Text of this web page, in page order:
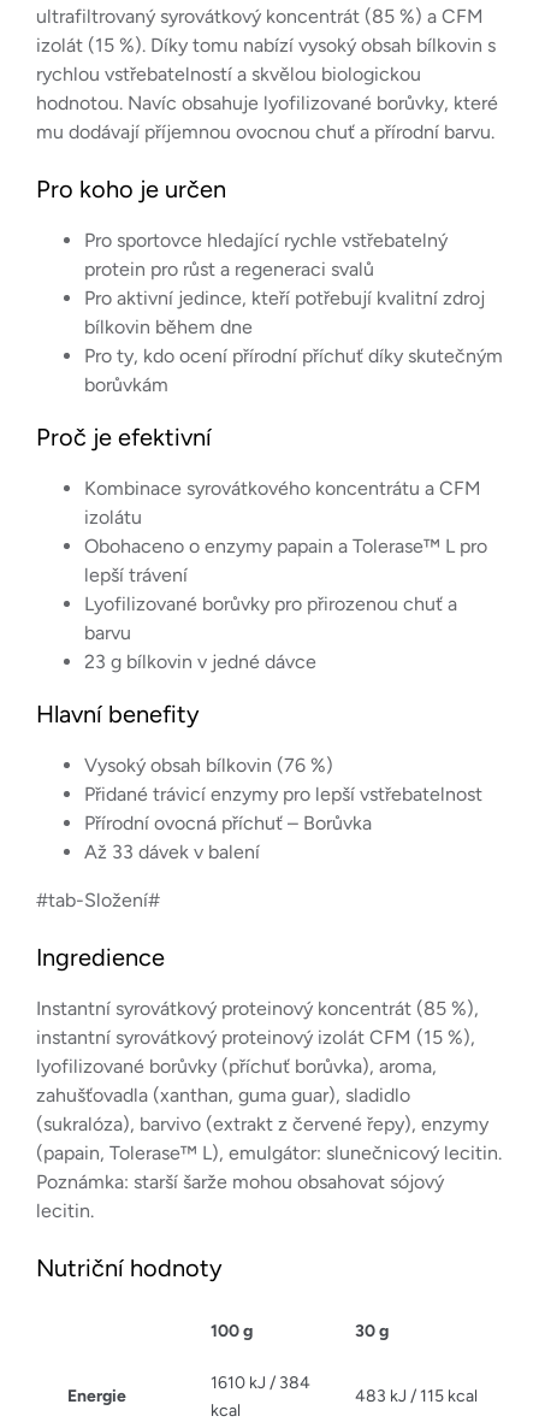
ultrafiltrovaný syrovátkový koncentrát (85 %) a CFM
izolát (15 %). Díky tomu nabízí vysoký obsah bílkovin s
rychlou vstřebatelností a skvělou biologickou
hodnotou. Navíc obsahuje lyofilizované borůvky, které
mu dodávají příjemnou ovocnou chuť a přírodní barvu.
Pro koho je určen
Pro sportovce hledající rychle vstřebatelný
protein pro růst a regeneraci svalů
Pro aktivní jedince, kteří potřebují kvalitní zdroj
bílkovin během dne
Pro ty, kdo ocení přírodní příchuť díky skutečným
borůvkám
Proč je efektivní
Kombinace syrovátkového koncentrátu a CFM
izolátu
Obohaceno o enzymy papain a Tolerase™ L pro
lepší trávení
Lyofilizované borůvky pro přirozenou chuť a
barvu
23 g bílkovin v jedné dávce
Hlavní benefity
Vysoký obsah bílkovin (76 %)
Přidané trávicí enzymy pro lepší vstřebatelnost
Přírodní ovocná příchuť – Borůvka
Až 33 dávek v balení
#tab-Složení#
Ingredience
Instantní syrovátkový proteinový koncentrát (85 %),
instantní syrovátkový proteinový izolát CFM (15 %),
lyofilizované borůvky (příchuť borůvka), aroma,
zahušťovadla (xanthan, guma guar), sladidlo
(sukralóza), barvivo (extrakt z červené řepy), enzymy
(papain, Tolerase™ L), emulgátor: slunečnicový lecitin.
Poznámka: starší šarže mohou obsahovat sójový
lecitin.
Nutriční hodnoty
100 g 30 g
Energie
1610 kJ / 384
kcal
483 kJ / 115 kcal